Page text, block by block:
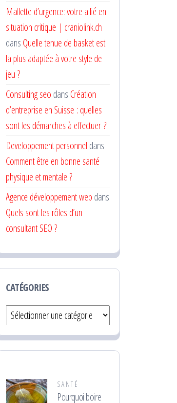
Mallette d’urgence: votre allié en
situation critique | craniolink.ch
dans Quelle tenue de basket est
la plus adaptée à votre style de
jeu ?
Consulting seo dans Création
d’entreprise en Suisse : quelles
sont les démarches à effectuer ?
Developpement personnel dans
Comment être en bonne santé
physique et mentale ?
Agence développement web dans
Quels sont les rôles d’un
consultant SEO ?
CATÉGORIES
Catégories
SANTÉ
Pourquoi boire